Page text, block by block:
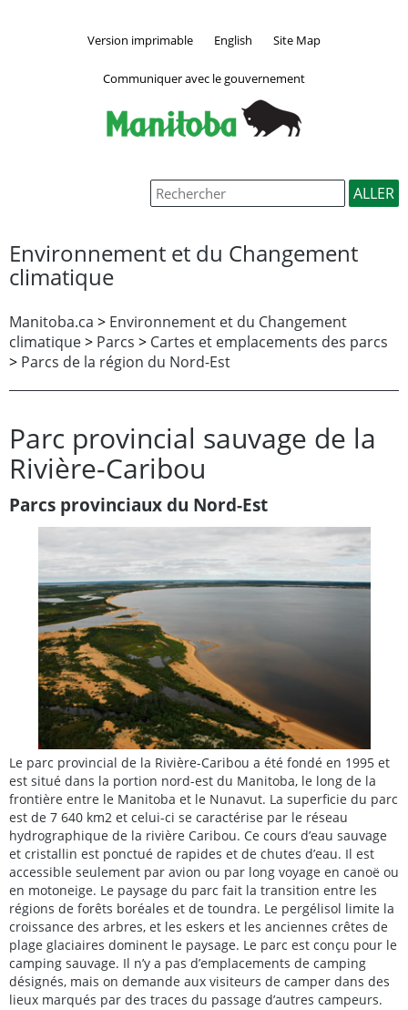
Version imprimable English Site Map
Communiquer avec le gouvernement
Environnement et du Changement
climatique
Manitoba.ca > Environnement et du Changement
climatique> Parcs > Cartes et emplacements des parcs
> Parcs de la région du Nord-Est
Parc provincial sauvage de la
Rivière-Caribou
Parcs provinciaux du Nord-Est
Le parc provincial de la Rivière-Caribou a été fondé en 1995 et
est situé dans la portion nord-est du Manitoba, le long de la
frontière entre le Manitoba et le Nunavut. La superficie du parc
est de 7 640 km2 et celui-ci se caractérise par le réseau
hydrographique de la rivière Caribou. Ce cours d’eau sauvage
et cristallin est ponctué de rapides et de chutes d’eau. Il est
accessible seulement par avion ou par long voyage en canoë ou
en motoneige. Le paysage du parc fait la transition entre les
régions de forêts boréales et de toundra. Le pergélisol limite la
croissance des arbres, et les eskers et les anciennes crêtes de
plage glaciaires dominent le paysage. Le parc est conçu pour le
camping sauvage. Il n’y a pas d’emplacements de camping
désignés, mais on demande aux visiteurs de camper dans des
lieux marqués par des traces du passage d’autres campeurs.